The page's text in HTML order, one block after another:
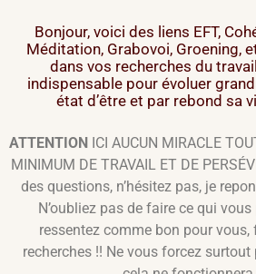
Bonjour, voici des liens EFT,
Méditation, Grabovoi, Groening,
dans vos recherches du
indispensable pour évoluer
état d’être et par rebond sa
ATTENTION
ICI AUCUN MIRACLE
MINIMUM DE TRAVAIL ET DE
des questions, n’hésitez pas, je
N’oubliez pas de faire ce qui
ressentez comme bon pour
recherches !! Ne vous forcez